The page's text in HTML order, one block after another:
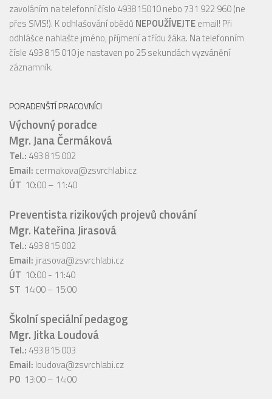
zavoláním na telefonní číslo 493815010 nebo 731 922 960 (ne
přes SMS!). K odhlašování obědů NEPOUŽÍVEJTEemail! Při
odhlášce nahlašte jméno, příjmení a třídu žáka. Na telefonním
čísle 493 815 010 je nastaven po 25 sekundách vyzvánění
záznamník.
PORADENŠTÍ PRACOVNÍCI
Výchovný poradce
Mgr. Jana Čermáková
Tel.: 493 815 002
Email: cermakova@zsvrchlabi.cz
ÚT 10:00 – 11:40
Preventista rizikových projevů chování
Mgr. Kateřina Jirasová
Tel.: 493 815 002
Email: jirasova@zsvrchlabi.cz
ÚT 10:00 - 11:40
ST 14:00 – 15:00
Školní speciální pedagog
Mgr. Jitka Loudová
Tel.: 493 815 003
Email: loudova@zsvrchlabi.cz
PO 13:00 – 14:00